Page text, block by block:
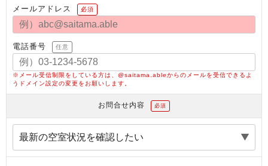
メールアドレス 必須
電話番号 任意
※メール受信制限をしている方は、@saitama.ableからのメールを受信できるよ
うドメイン設定の変更をお願いします。
お問合せ内容 必須